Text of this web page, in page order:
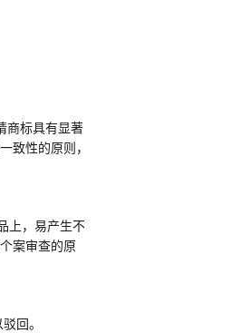
商标具有显著
致性的原则，
上，易产生不
案审查的原
回。